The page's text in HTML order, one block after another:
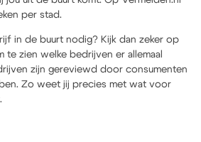
per stad.
in de buurt nodig? Kijk dan zeker op
te zien welke bedrijven er allemaal
zijn gereviewd door consumenten
Zo weet jij precies met wat voor